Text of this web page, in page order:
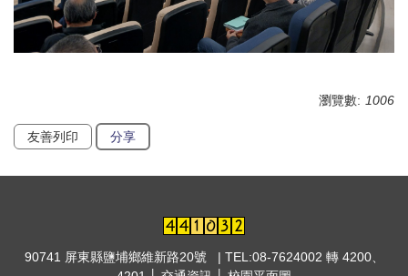
瀏覽數: 1006
友善列印 分享
90741 屏東縣鹽埔鄉維新路20號 | TEL:08-7624002 轉 4200、